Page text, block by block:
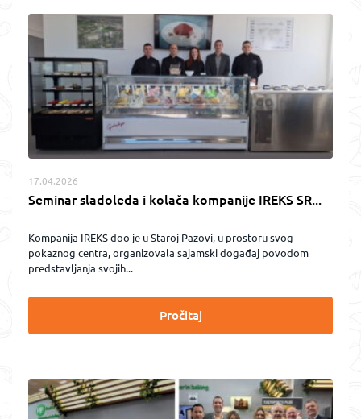
17.04.2026
Seminar sladoleda i kolača kompanije IREKS SR...
Kompanija IREKS doo je u Staroj Pazovi, u prostoru svog
pokaznog centra, organizovala sajamski događaj povodom
predstavljanja svojih...
Pročitaj